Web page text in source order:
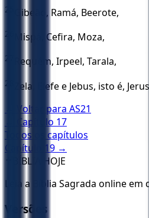
25 Gibeão, Ramá, Beerote,
26 Mispá, Cefira, Moza,
27 Requém, Irpeel, Tarala,
28
Zela, Elefe e Jebus, isto é,
← Voltar para AS21
← Capítulo 17
Todos os capítulos
Capítulo
19 →
BÍBLIA HOJE
Leia a Bíblia Sagrada online
Versões